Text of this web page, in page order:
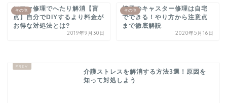
その他
ソファ修理でへたり解消【盲
点】自分でDIYするより料金が
お得な対処法とは?
2019年9月30日
その他
椅子のキャスター修理は自宅
でできる！やり方から注意点
まで徹底解説
2020年5月16日
介護ストレスを解消する方法3選！原因を
知って対処しよう